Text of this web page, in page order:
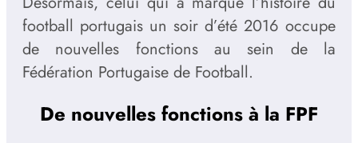
football portugais un soir d’été 2016 occupe
de nouvelles fonctions au sein de la
Fédération Portugaise de Football.
De nouvelles fonctions à la FPF